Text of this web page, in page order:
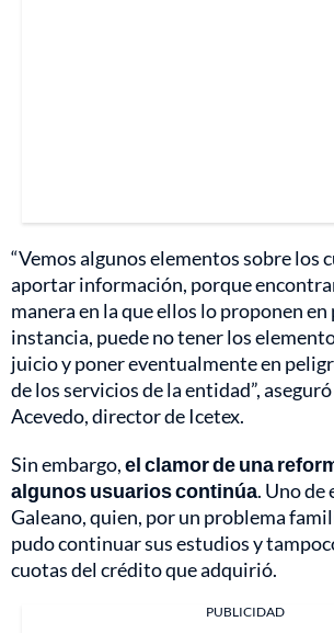
“Vemos algunos elementos sobre los
aportar información, porque
manera en la que ellos lo proponen
instancia, puede no tener los
juicio y poner eventualmente en
de los servicios de la entidad”,
Acevedo, director de Icetex.
Sin embargo,el clamor de una
algunos usuarios continúa. Uno de
Galeano, quien, por un problema
pudo continuar sus estudios y
cuotas del crédito que adquirió.
PUBLICIDAD